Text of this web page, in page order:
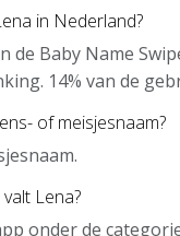
in Nederland?
de Baby Name
14% van de
of meisjesnaam?
Lena?
onder de